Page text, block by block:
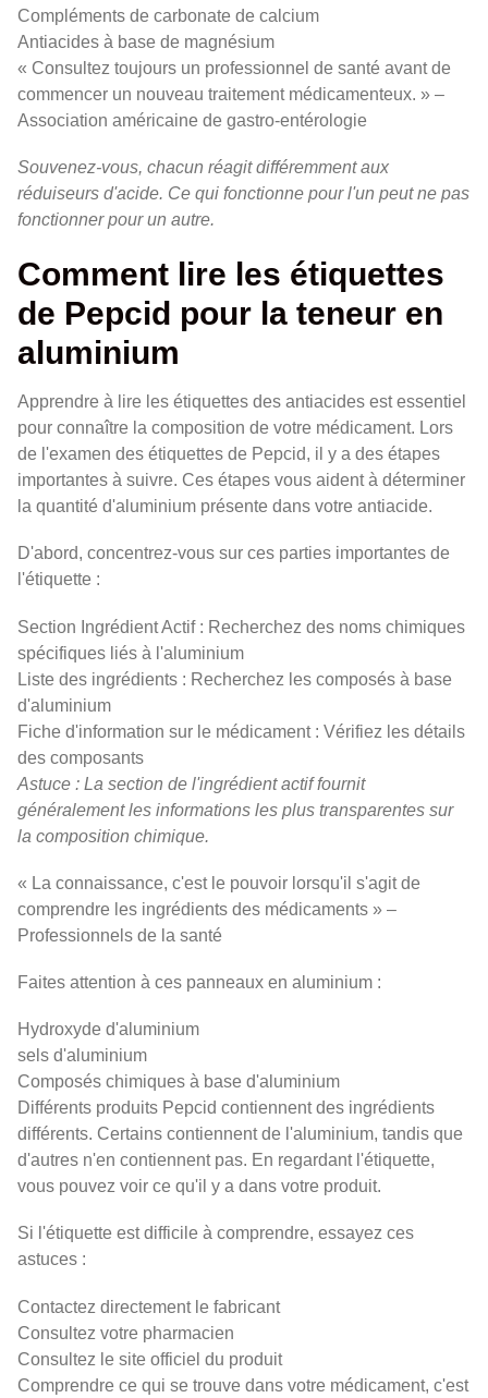
Compléments de carbonate de calcium
Antiacides à base de magnésium
« Consultez toujours un professionnel de santé avant de
commencer un nouveau traitement médicamenteux. » –
Association américaine de gastro-entérologie
Souvenez-vous, chacun réagit différemment aux
réduiseurs d'acide. Ce qui fonctionne pour l'un peut ne pas
fonctionner pour un autre.
Comment lire les étiquettes
de Pepcid pour la teneur en
aluminium
Apprendre à lire les étiquettes des antiacides est essentiel
pour connaître la composition de votre médicament. Lors
de l'examen des étiquettes de Pepcid, il y a des étapes
importantes à suivre. Ces étapes vous aident à déterminer
la quantité d'aluminium présente dans votre antiacide.
D'abord, concentrez-vous sur ces parties importantes de
l'étiquette :
Section Ingrédient Actif : Recherchez des noms chimiques
spécifiques liés à l'aluminium
Liste des ingrédients : Recherchez les composés à base
d'aluminium
Fiche d'information sur le médicament : Vérifiez les détails
des composants
Astuce : La section de l'ingrédient actif fournit
généralement les informations les plus transparentes sur
la composition chimique.
« La connaissance, c'est le pouvoir lorsqu'il s'agit de
comprendre les ingrédients des médicaments » –
Professionnels de la santé
Faites attention à ces panneaux en aluminium :
Hydroxyde d'aluminium
sels d'aluminium
Composés chimiques à base d'aluminium
Différents produits Pepcid contiennent des ingrédients
différents. Certains contiennent de l'aluminium, tandis que
d'autres n'en contiennent pas. En regardant l'étiquette,
vous pouvez voir ce qu'il y a dans votre produit.
Si l'étiquette est difficile à comprendre, essayez ces
astuces :
Contactez directement le fabricant
Consultez votre pharmacien
Consultez le site officiel du produit
Comprendre ce qui se trouve dans votre médicament, c'est